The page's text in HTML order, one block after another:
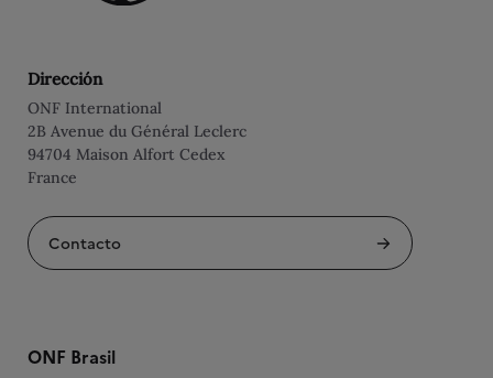
Dirección
ONF International
2B Avenue du Général Leclerc
94704 Maison Alfort Cedex
France
Contacto
ONF Brasil